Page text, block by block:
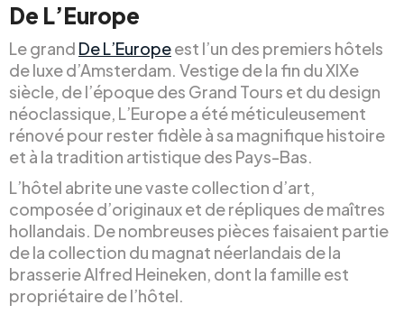
De L’Europe
Le grand De L’Europeest l’un des premiers hôtels
de luxe d’Amsterdam. Vestige de la fin du XIXe
siècle, de l’époque des Grand Tours et du design
néoclassique, L’Europe a été méticuleusement
rénové pour rester fidèle à sa magnifique histoire
et à la tradition artistique des Pays-Bas.
L’hôtel abrite une vaste collection d’art,
composée d’originaux et de répliques de maîtres
hollandais. De nombreuses pièces faisaient partie
de la collection du magnat néerlandais de la
brasserie Alfred Heineken, dont la famille est
propriétaire de l’hôtel.